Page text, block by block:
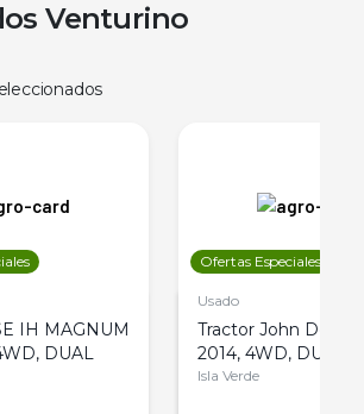
Venturino
IH MAGNUM
DUAL
Ofertas Especiales
Usado
Tractor John Deere
2014, 4WD, DUAL
Isla Verde